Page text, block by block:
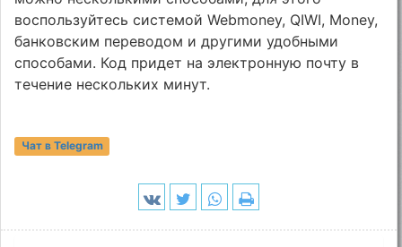
воспользуйтесь системой Webmoney, QIWI, Money,
банковским переводом и другими удобными
способами. Код придет на электронную почту в
течение нескольких минут.
Чат в Telegram